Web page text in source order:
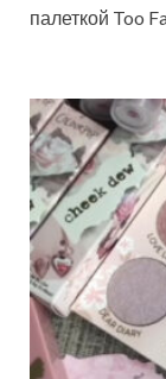
палеткой Too